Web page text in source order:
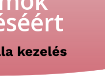
kezelés